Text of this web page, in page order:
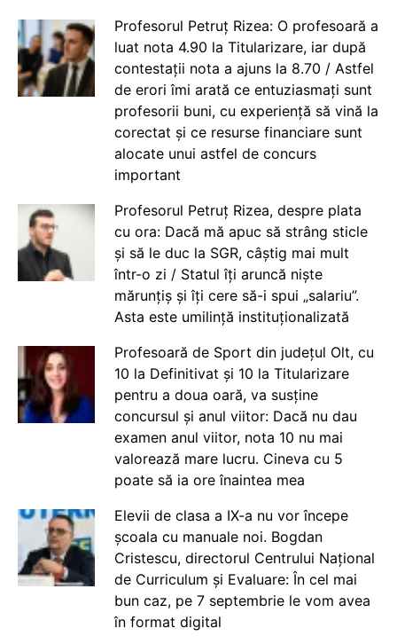
Profesorul Petruț Rizea: O profesoară a
luat nota 4.90 la Titularizare, iar după
contestații nota a ajuns la 8.70 / Astfel
de erori îmi arată ce entuziasmați sunt
profesorii buni, cu experiență să vină la
corectat și ce resurse financiare sunt
alocate unui astfel de concurs
important
Profesorul Petruț Rizea, despre plata
cu ora: Dacă mă apuc să strâng sticle
și să le duc la SGR, câștig mai mult
într-o zi / Statul îți aruncă niște
mărunțiș și îți cere să-i spui „salariu”.
Asta este umilință instituționalizată
Profesoară de Sport din județul Olt, cu
10 la Definitivat și 10 la Titularizare
pentru a doua oară, va susține
concursul și anul viitor: Dacă nu dau
examen anul viitor, nota 10 nu mai
valorează mare lucru. Cineva cu 5
poate să ia ore înaintea mea
Elevii de clasa a IX-a nu vor începe
școala cu manuale noi. Bogdan
Cristescu, directorul Centrului Național
de Curriculum și Evaluare: În cel mai
bun caz, pe 7 septembrie le vom avea
în format digital